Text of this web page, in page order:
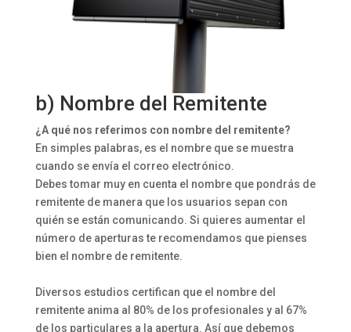
b) Nombre del Remitente
¿A qué nos referimos con nombre del remitente?
En simples palabras, es el nombre que se muestra
cuando se envía el correo electrónico.
Debes tomar muy en cuenta el nombre que pondrás de
remitente de manera que los usuarios sepan con
quién se están comunicando. Si quieres aumentar el
número de aperturas te recomendamos que pienses
bien el nombre de remitente.
Diversos estudios certifican que el nombre del
remitente anima al 80% de los profesionales y al 67%
de los particulares a la apertura. Así que debemos